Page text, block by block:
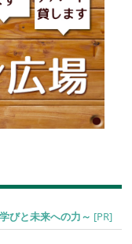
びと未来への力～ [PR]